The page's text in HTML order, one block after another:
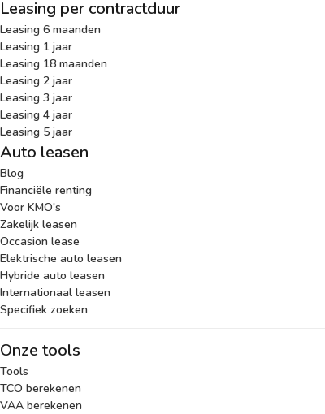
Leasing per contractduur
Leasing 6 maanden
Leasing 1 jaar
Leasing 18 maanden
Leasing 2 jaar
Leasing 3 jaar
Leasing 4 jaar
Leasing 5 jaar
Auto leasen
Blog
Financiële renting
Voor KMO's
Zakelijk leasen
Occasion lease
Elektrische auto leasen
Hybride auto leasen
Internationaal leasen
Specifiek zoeken
Onze tools
Tools
TCO berekenen
VAA berekenen